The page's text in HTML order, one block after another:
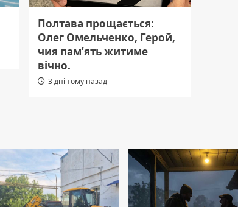
Полтава прощається:
Олег Омельченко, Герой,
чия пам’ять житиме
вічно.
3 дні тому назад